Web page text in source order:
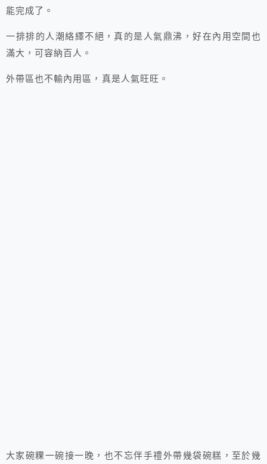
能完成了。
一排排的人潮絡繹不絕，真的是人氣鼎沸，好在內用空間也
滿大，可容納百人。
外帶區也不輸內用區，真是人氣旺旺。
大家碗粿一碗接一晚，也不忘伴手禮外帶幾袋碗糕，至於幾